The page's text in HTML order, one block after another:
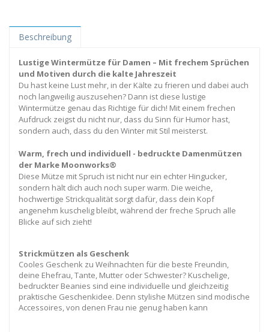
Beschreibung
Lustige Wintermütze für Damen – Mit frechem Sprüchen
und Motiven durch die kalte Jahreszeit
Du hast keine Lust mehr, in der Kälte zu frieren und dabei auch
noch langweilig auszusehen? Dann ist diese lustige
Wintermütze genau das Richtige für dich! Mit einem frechen
Aufdruck zeigst du nicht nur, dass du Sinn für Humor hast,
sondern auch, dass du den Winter mit Stil meisterst.
Warm, frech und individuell - bedruckte Damenmützen
der Marke Moonworks®
Diese Mütze mit Spruch ist nicht nur ein echter Hingucker,
sondern hält dich auch noch super warm. Die weiche,
hochwertige Strickqualität sorgt dafür, dass dein Kopf
angenehm kuschelig bleibt, während der freche Spruch alle
Blicke auf sich zieht!
Strickmützen als Geschenk
Cooles Geschenk zu Weihnachten für die beste Freundin,
deine Ehefrau, Tante, Mutter oder Schwester? Kuschelige,
bedruckter Beanies sind eine individuelle und gleichzeitig
praktische Geschenkidee. Denn stylishe Mützen sind modische
Accessoires, von denen Frau nie genug haben kann